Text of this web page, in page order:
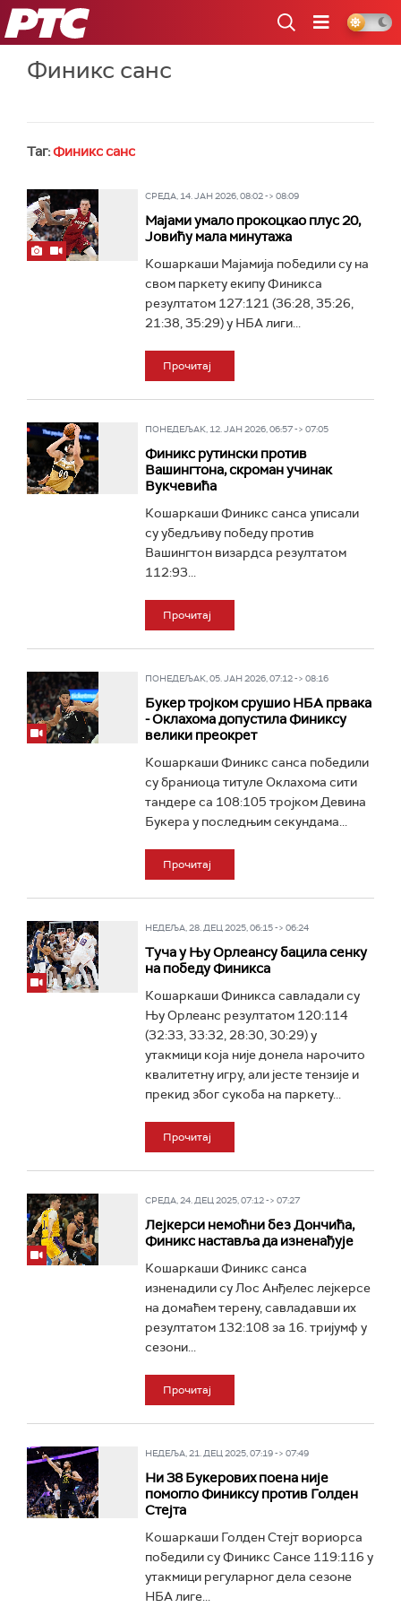
РТС
Финикс санс
Таг:Финикс санс
СРЕДА, 14. ЈАН 2026, 08:02 -> 08:09
Мајами умало прокоцкао плус 20,
Јовићу мала минутажа
Кошаркаши Мајамија победили су на
свом паркету екипу Финикса
резултатом 127:121 (36:28, 35:26,
21:38, 35:29) у НБА лиги...
Прочитај
ПОНЕДЕЉАК, 12. ЈАН 2026, 06:57 -> 07:05
Финикс рутински против
Вашингтона, скроман учинак
Вукчевића
Кошаркаши Финикс санса уписали
су убедљиву победу против
Вашингтон визардса резултатом
112:93...
Прочитај
ПОНЕДЕЉАК, 05. ЈАН 2026, 07:12 -> 08:16
Букер тројком срушио НБА првака
- Оклахома допустила Финиксу
велики преокрет
Кошаркаши Финикс санса победили
су браниоца титуле Оклахома сити
тандере са 108:105 тројком Девина
Букера у последњим секундама...
Прочитај
НЕДЕЉА, 28. ДЕЦ 2025, 06:15 -> 06:24
Туча у Њу Орлеансу бацила сенку
на победу Финикса
Кошаркаши Финикса савладали су
Њу Орлеанс резултатом 120:114
(32:33, 33:32, 28:30, 30:29) у
утакмици која није донела нарочито
квалитетну игру, али јесте тензије и
прекид због сукоба на паркету...
Прочитај
СРЕДА, 24. ДЕЦ 2025, 07:12 -> 07:27
Лејкерси немоћни без Дончића,
Финикс наставља да изненађује
Кошаркаши Финикс санса
изненадили су Лос Анђелес лејкерсе
на домаћем терену, савладавши их
резултатом 132:108 за 16. тријумф у
сезони...
Прочитај
НЕДЕЉА, 21. ДЕЦ 2025, 07:19 -> 07:49
Ни 38 Букерових поена није
помогло Финиксу против Голден
Стејта
Кошаркаши Голден Стејт вориорса
победили су Финикс Сансе 119:116 у
утакмици регуларног дела сезоне
НБА лиге...